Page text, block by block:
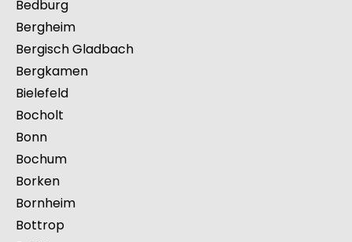
Bad Salzuflen
Beckum
Baesweiler
Bedburg
Bergheim
Bergisch Gladbach
Bergkamen
Bielefeld
Bocholt
Bonn
Bochum